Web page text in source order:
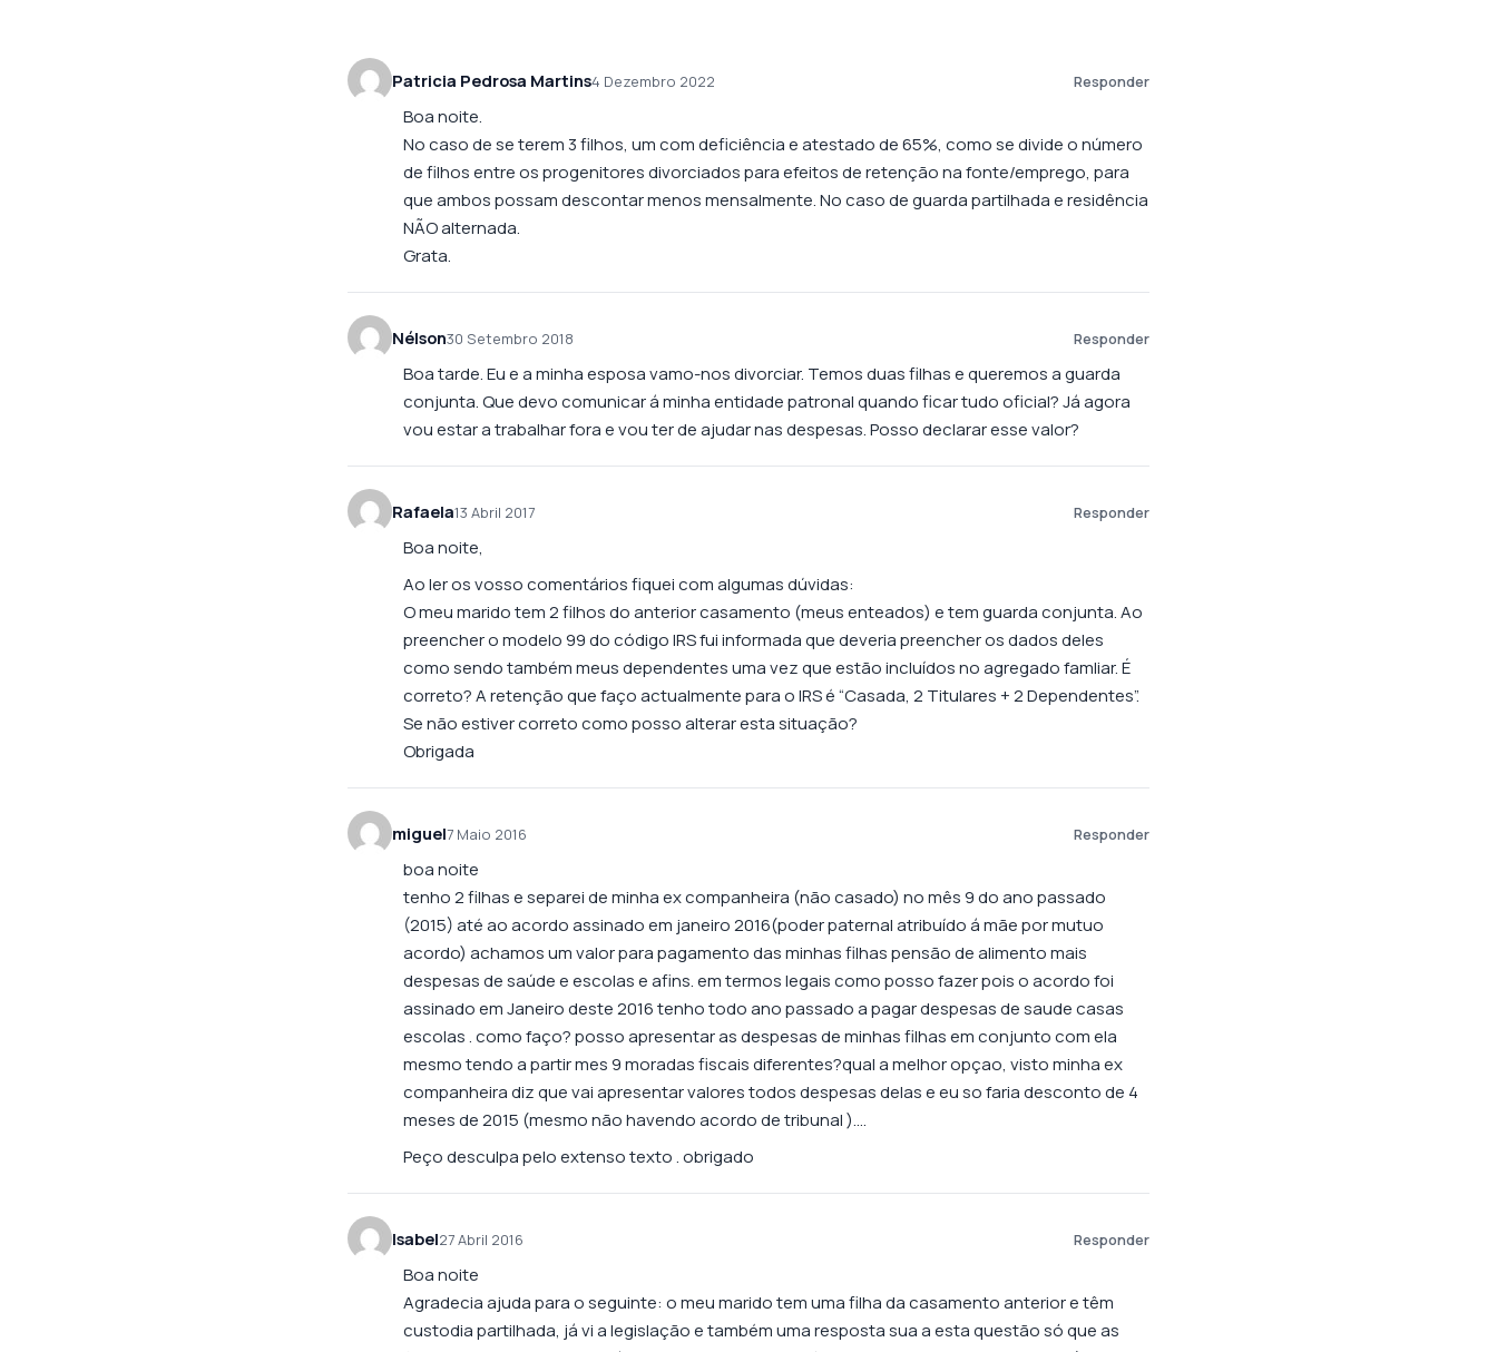
Patricia Pedrosa Martins4 Dezembro 2022 Responder
Boa noite.
No caso de se terem 3 filhos, um com deficiência e atestado de 65%, como se divide o número
de filhos entre os progenitores divorciados para efeitos de retenção na fonte/emprego, para
que ambos possam descontar menos mensalmente. No caso de guarda partilhada e residência
NÃO alternada.
Grata.
Nélson30 Setembro 2018 Responder
Boa tarde. Eu e a minha esposa vamo-nos divorciar. Temos duas filhas e queremos a guarda
conjunta. Que devo comunicar á minha entidade patronal quando ficar tudo oficial? Já agora
vou estar a trabalhar fora e vou ter de ajudar nas despesas. Posso declarar esse valor?
Rafaela13 Abril 2017 Responder
Boa noite,
Ao ler os vosso comentários fiquei com algumas dúvidas:
O meu marido tem 2 filhos do anterior casamento (meus enteados) e tem guarda conjunta. Ao
preencher o modelo 99 do código IRS fui informada que deveria preencher os dados deles
como sendo também meus dependentes uma vez que estão incluídos no agregado famliar. É
correto? A retenção que faço actualmente para o IRS é “Casada, 2 Titulares + 2 Dependentes”.
Se não estiver correto como posso alterar esta situação?
Obrigada
miguel7 Maio 2016 Responder
boa noite
tenho 2 filhas e separei de minha ex companheira (não casado) no mês 9 do ano passado
(2015) até ao acordo assinado em janeiro 2016(poder paternal atribuído á mãe por mutuo
acordo) achamos um valor para pagamento das minhas filhas pensão de alimento mais
despesas de saúde e escolas e afins. em termos legais como posso fazer pois o acordo foi
assinado em Janeiro deste 2016 tenho todo ano passado a pagar despesas de saude casas
escolas . como faço? posso apresentar as despesas de minhas filhas em conjunto com ela
mesmo tendo a partir mes 9 moradas fiscais diferentes?qual a melhor opçao, visto minha ex
companheira diz que vai apresentar valores todos despesas delas e eu so faria desconto de 4
meses de 2015 (mesmo não havendo acordo de tribunal )….
Peço desculpa pelo extenso texto . obrigado
Isabel27 Abril 2016 Responder
Boa noite
Agradecia ajuda para o seguinte: o meu marido tem uma filha da casamento anterior e têm
custodia partilhada, já vi a legislação e também uma resposta sua a esta questão só que as